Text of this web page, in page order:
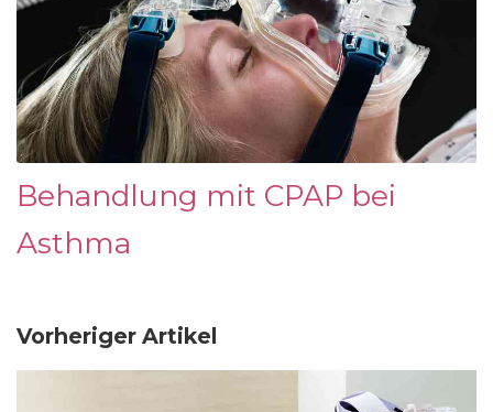
Behandlung mit CPAP bei
Asthma
Vorheriger Artikel